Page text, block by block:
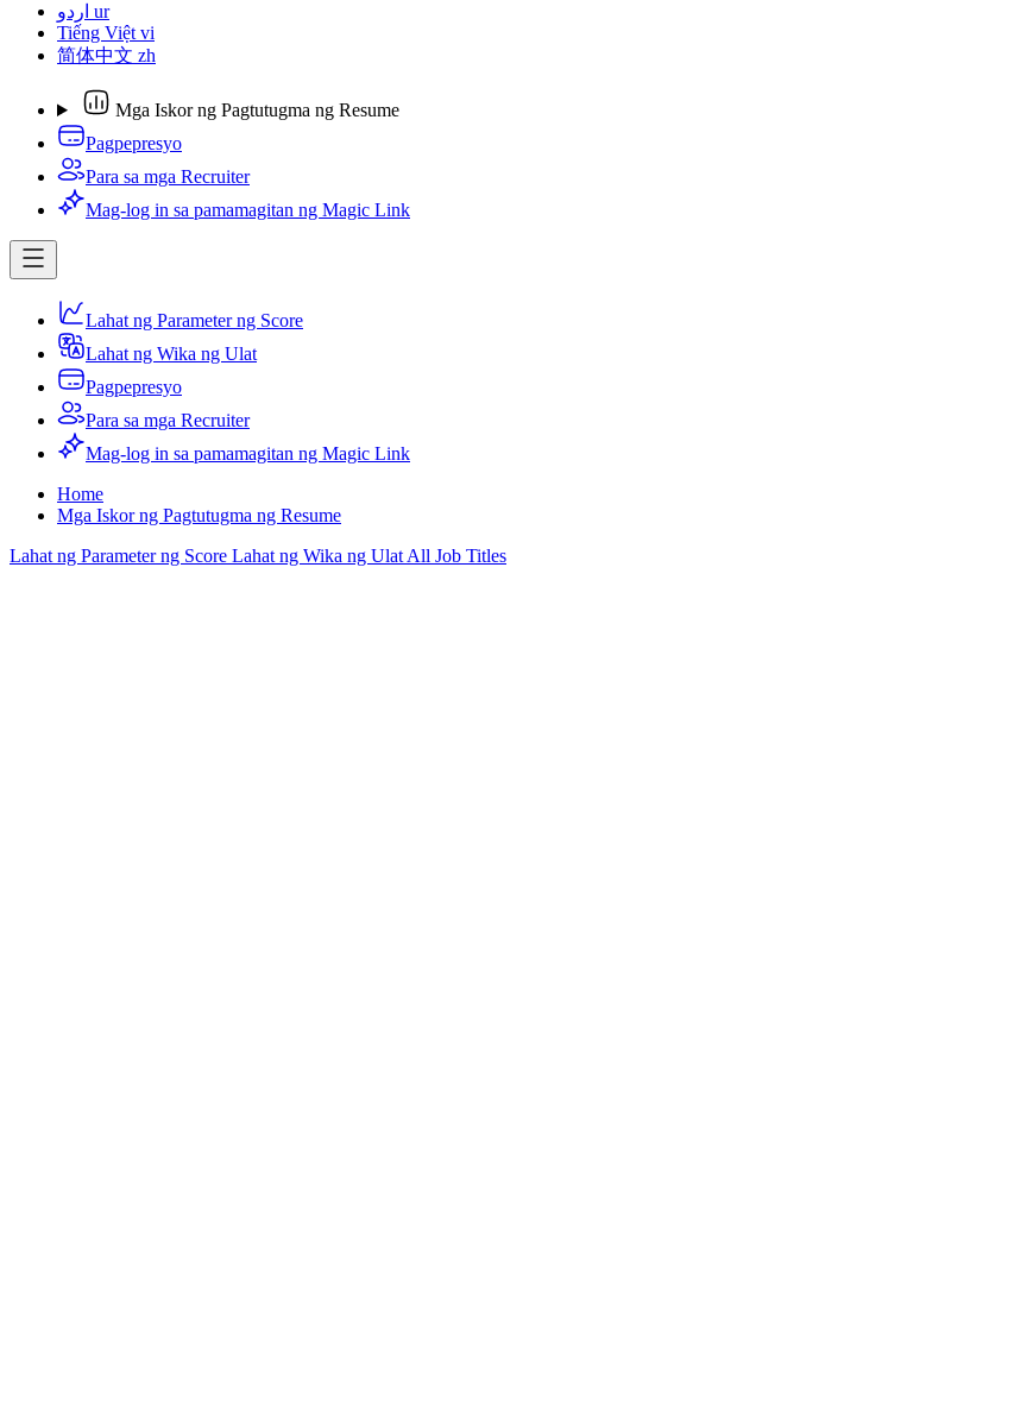
اردو ur
Tiếng Việt vi
简体中文 zh
Mga Iskor ng Pagtutugma ng Resume
Pagpepresyo
Para sa mga Recruiter
Mag-log in sa pamamagitan ng Magic Link
Lahat ng Parameter ng Score
Lahat ng Wika ng Ulat
Pagpepresyo
Para sa mga Recruiter
Mag-log in sa pamamagitan ng Magic Link
Home
Mga Iskor ng Pagtutugma ng Resume
Lahat ng Parameter ng Score Lahat ng Wika ng Ulat All Job Titles